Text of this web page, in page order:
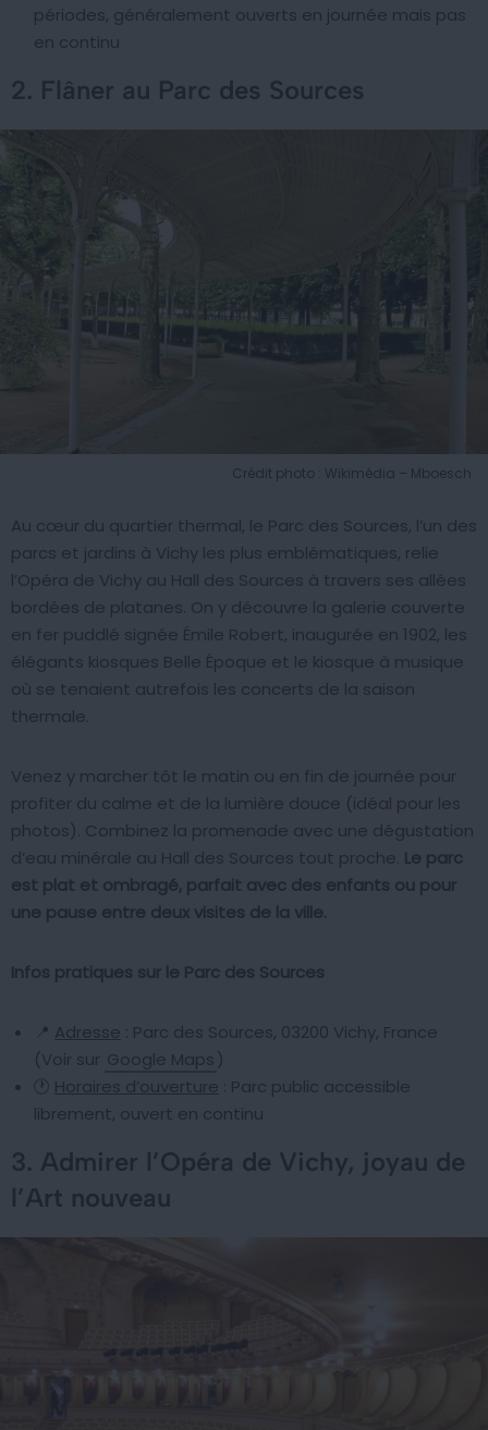
périodes, généralement ouverts en journée mais pas
en continu
2. Flâner au Parc des Sources
Crédit photo : Wikimédia – Mboesch
Au cœur du quartier thermal, le Parc des Sources, l’un des
parcs et jardins à Vichy les plus emblématiques, relie
l’Opéra de Vichy au Hall des Sources à travers ses allées
bordées de platanes. On y découvre la galerie couverte
en fer puddlé signée Émile Robert, inaugurée en 1902, les
élégants kiosques Belle Époque et le kiosque à musique
où se tenaient autrefois les concerts de la saison
thermale.
Venez y marcher tôt le matin ou en fin de journée pour
profiter du calme et de la lumière douce (idéal pour les
photos). Combinez la promenade avec une dégustation
d’eau minérale au Hall des Sources tout proche. Le parc
est plat et ombragé, parfait avec des enfants ou pour
une pause entre deux visites de la ville.
Infos pratiques sur le Parc des Sources
📍 Adresse : Parc des Sources, 03200 Vichy, France
(Voir sur Google Maps)
🕐 Horaires d’ouverture : Parc public accessible
librement, ouvert en continu
3. Admirer l’Opéra de Vichy, joyau de
l’Art nouveau